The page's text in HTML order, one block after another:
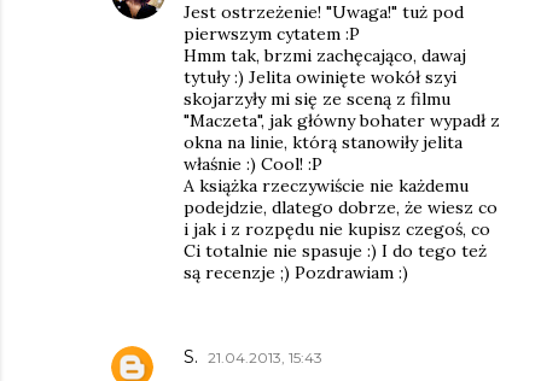
Jest ostrzeżenie! "Uwaga!" tuż pod
pierwszym cytatem :P
Hmm tak, brzmi zachęcająco, dawaj
tytuły :) Jelita owinięte wokół szyi
skojarzyły mi się ze sceną z filmu
"Maczeta", jak główny bohater wypadł z
okna na linie, którą stanowiły jelita
właśnie :) Cool! :P
A książka rzeczywiście nie każdemu
podejdzie, dlatego dobrze, że wiesz co
i jak i z rozpędu nie kupisz czegoś, co
Ci totalnie nie spasuje :) I do tego też
są recenzje ;) Pozdrawiam :)
S. 21.04.2013, 15:43